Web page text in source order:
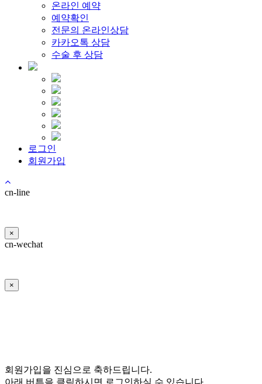
온라인 예약
예약확인
전문의 온라인상담
카카오톡 상담
수술 후 상담
로그인
회원가입
cn-line
×
cn-wechat
×
회원가입을 진심으로 축하드립니다.
아래 버튼을 클릭하시면 로그인하실 수 있습니다.